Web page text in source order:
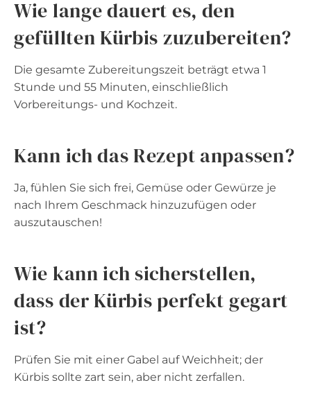
Wie lange dauert es, den
gefüllten Kürbis zuzubereiten?
Die gesamte Zubereitungszeit beträgt etwa 1
Stunde und 55 Minuten, einschließlich
Vorbereitungs- und Kochzeit.
Kann ich das Rezept anpassen?
Ja, fühlen Sie sich frei, Gemüse oder Gewürze je
nach Ihrem Geschmack hinzuzufügen oder
auszutauschen!
Wie kann ich sicherstellen,
dass der Kürbis perfekt gegart
ist?
Prüfen Sie mit einer Gabel auf Weichheit; der
Kürbis sollte zart sein, aber nicht zerfallen.